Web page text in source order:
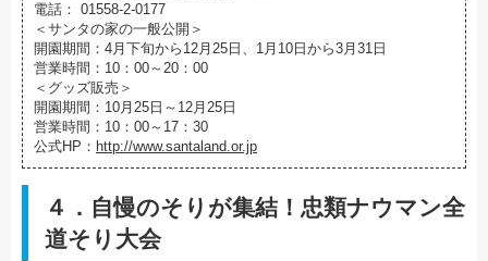
電話： 01558-2-0177
＜サンタの家の一般公開＞
開園期間：4月下旬から12月25日、1月10日から3月31日
営業時間：10：00～20：00
＜グッズ販売＞
開園期間：10月25日～12月25日
営業時間：10：00～17：30
公式HP： http://www.santaland.or.jp
４．自慢のそりが集結！忠類ナウマン全
道そり大会